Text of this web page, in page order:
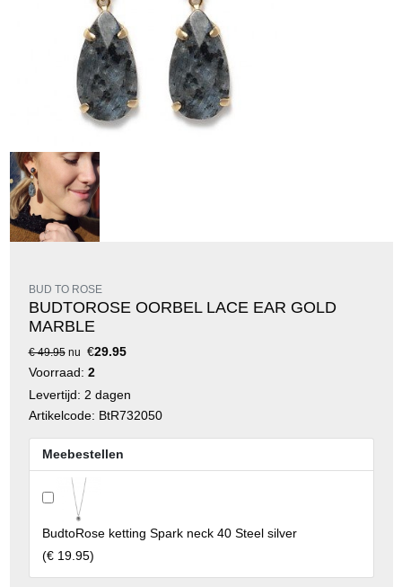
BUD TO ROSE
BUDTOROSE OORBEL LACE EAR GOLD
MARBLE
€ 49.95nu €29.95
Voorraad: 2
Levertijd: 2 dagen
Artikelcode: BtR732050
Meebestellen
BudtoRose ketting Spark neck 40 Steel silver
(€ 19.95)